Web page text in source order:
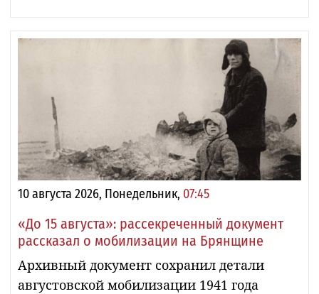
10 августа 2026, Понедельник, 07:45
«До 15 августа»: рассекреченный документ
рассказал о мобилизации на Брянщине
Архивный документ сохранил детали
августовской мобилизации 1941 года